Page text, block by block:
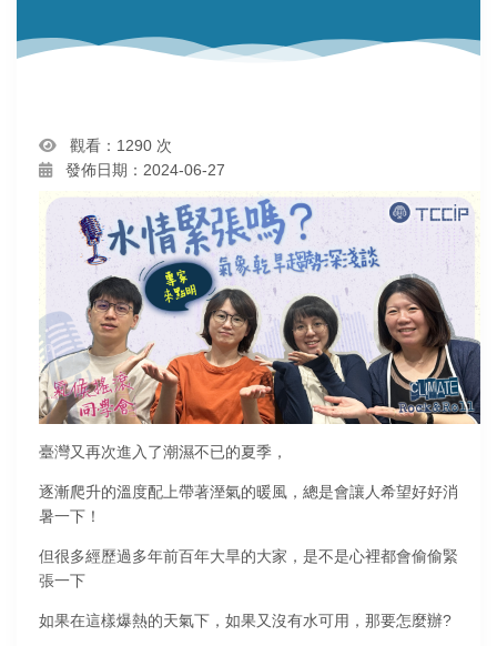
觀看：1290 次
發佈日期：2024-06-27
臺灣又再次進入了潮濕不已的夏季，
逐漸爬升的溫度配上帶著溼氣的暖風，總是會讓人希望好好消
暑一下！
但很多經歷過多年前百年大旱的大家，是不是心裡都會偷偷緊
張一下
如果在這樣爆熱的天氣下，如果又沒有水可用，那要怎麼辦?